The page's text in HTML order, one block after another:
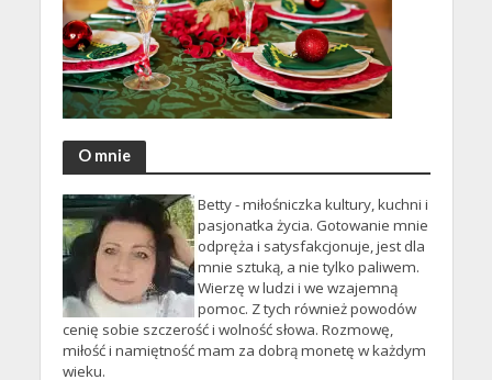
O mnie
Betty - miłośniczka kultury, kuchni i
pasjonatka życia. Gotowanie mnie
odpręża i satysfakcjonuje, jest dla
mnie sztuką, a nie tylko paliwem.
Wierzę w ludzi i we wzajemną
pomoc. Z tych również powodów
cenię sobie szczerość i wolność słowa. Rozmowę,
miłość i namiętność mam za dobrą monetę w każdym
wieku.